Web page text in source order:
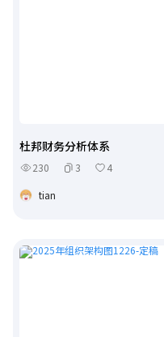
杜邦财务分析体系
230 3
4
tian